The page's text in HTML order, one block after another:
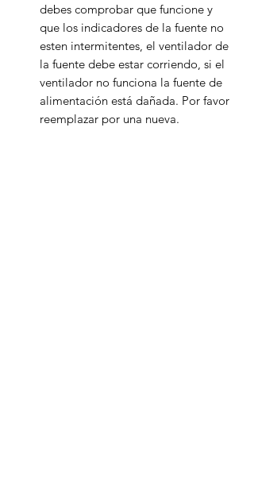
debes comprobar que funcione y
que los indicadores de la fuente no
esten intermitentes, el ventilador de
la fuente debe estar corriendo, si el
ventilador no funciona la fuente de
alimentación está dañada. Por favor
reemplazar por una nueva.